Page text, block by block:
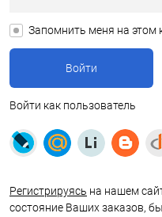
Запомнить меня на этом
Войти как пользователь
Регистрируясь на нашем
состояние Ваших заказов,